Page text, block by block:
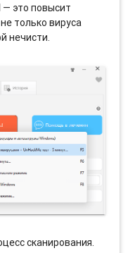
это повысит
только вируса
нечисти.
сканирования.